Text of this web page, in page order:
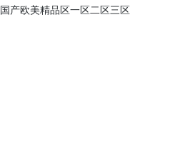
国产欧美精品区一区二区三区